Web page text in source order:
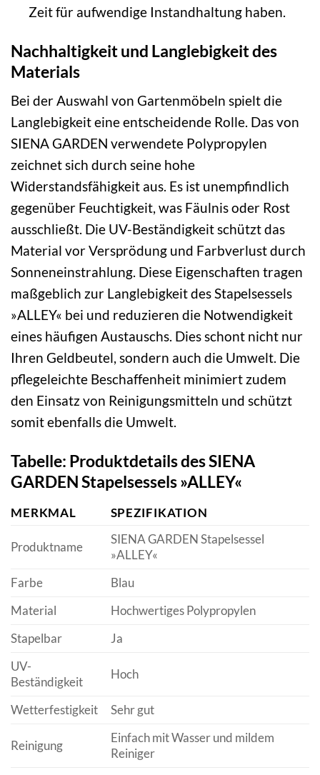
Zeit für aufwendige Instandhaltung haben.
Nachhaltigkeit und Langlebigkeit des
Materials
Bei der Auswahl von Gartenmöbeln spielt die
Langlebigkeit eine entscheidende Rolle. Das von
SIENA GARDEN verwendete Polypropylen
zeichnet sich durch seine hohe
Widerstandsfähigkeit aus. Es ist unempfindlich
gegenüber Feuchtigkeit, was Fäulnis oder Rost
ausschließt. Die UV-Beständigkeit schützt das
Material vor Versprödung und Farbverlust durch
Sonneneinstrahlung. Diese Eigenschaften tragen
maßgeblich zur Langlebigkeit des Stapelsessels
»ALLEY« bei und reduzieren die Notwendigkeit
eines häufigen Austauschs. Dies schont nicht nur
Ihren Geldbeutel, sondern auch die Umwelt. Die
pflegeleichte Beschaffenheit minimiert zudem
den Einsatz von Reinigungsmitteln und schützt
somit ebenfalls die Umwelt.
Tabelle: Produktdetails des SIENA
GARDEN Stapelsessels »ALLEY«
MERKMAL SPEZIFIKATION
Produktname
SIENA GARDEN Stapelsessel
»ALLEY«
Farbe
Blau
Material
Hochwertiges Polypropylen
Stapelbar
Ja
UV-
Beständigkeit
Hoch
Wetterfestigkeit Sehr gut
Reinigung
Einfach mit Wasser und mildem
Reiniger